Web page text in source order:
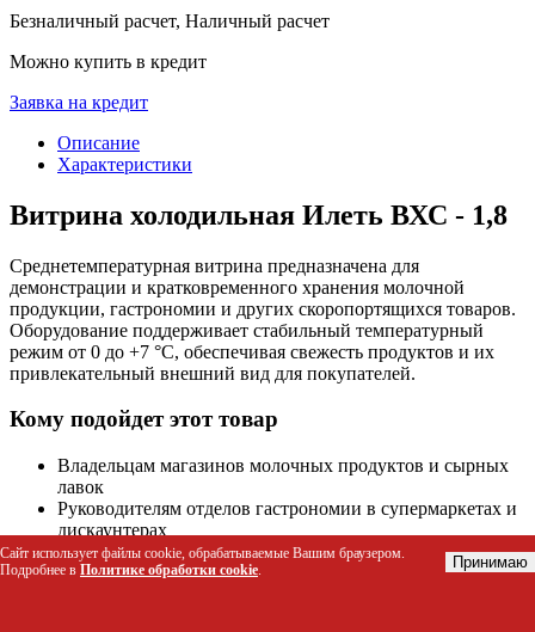
Безналичный расчет, Наличный расчет
Можно купить в кредит
Заявка на кредит
Описание
Характеристики
Витрина холодильная Илеть ВХС - 1,8
Среднетемпературная витрина предназначена для
демонстрации и кратковременного хранения молочной
продукции, гастрономии и других скоропортящихся товаров.
Оборудование поддерживает стабильный температурный
режим от 0 до +7 °C, обеспечивая свежесть продуктов и их
привлекательный внешний вид для покупателей.
Кому подойдет этот товар
Владельцам магазинов молочных продуктов и сырных
лавок
Руководителям отделов гастрономии в супермаркетах и
дискаунтерах
Персоналу пекарен и кондитерских для хранения
готовой продукции
Сайт использует файлы cookie, обрабатываемые Вашим браузером.
Подробнее в Политике обработки cookie. Принимаю